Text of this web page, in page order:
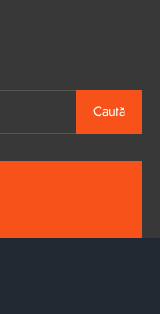
Caută
calitativă și accesibilă